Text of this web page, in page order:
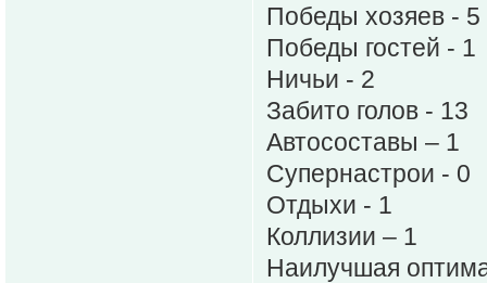
Победы хозяев - 5
Победы гостей - 1
Ничьи - 2
Забито голов - 13
Автосоставы – 1
Супернастрои - 0
Отдыхи - 1
Коллизии – 1
Наилучшая